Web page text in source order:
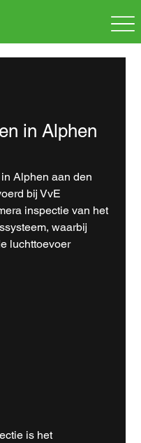
in Alphen
Alphen aan den
bij VvE
inspectie van het
waarbij
luchttoevoer
is het